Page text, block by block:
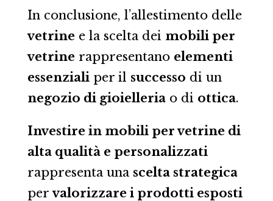
In conclusione, l’allestimento delle
vetrinee la scelta dei mobili per
vetrinerappresentano elementi
essenzialiper il successo di un
negozio di gioielleriao di ottica.
Investire in mobili per vetrine di
alta qualità e personalizzati
rappresenta una scelta strategica
pervalorizzare i prodotti esposti